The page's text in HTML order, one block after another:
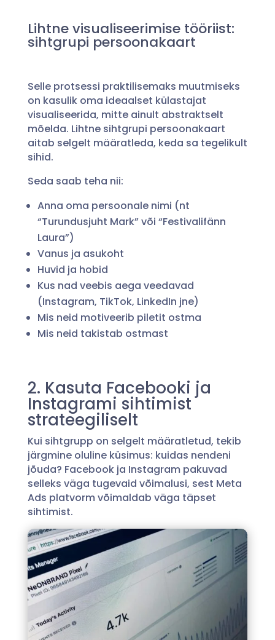
Lihtne visualiseerimise tööriist:
sihtgrupi persoonakaart
Selle protsessi praktilisemaks muutmiseks
on kasulik oma ideaalset külastajat
visualiseerida, mitte ainult abstraktselt
mõelda. Lihtne sihtgrupi persoonakaart
aitab selgelt määratleda, keda sa tegelikult
sihid.
Seda saab teha nii:
Anna oma persoonale nimi (nt
“Turundusjuht Mark” või “Festivalifänn
Laura”)
Vanus ja asukoht
Huvid ja hobid
Kus nad veebis aega veedavad
(Instagram, TikTok, LinkedIn jne)
Mis neid motiveerib piletit ostma
Mis neid takistab ostmast
2. Kasuta Facebooki ja
Instagrami sihtimist
strateegiliselt
Kui sihtgrupp on selgelt määratletud, tekib
järgmine oluline küsimus: kuidas nendeni
jõuda? Facebook ja Instagram pakuvad
selleks väga tugevaid võimalusi, sest Meta
Ads platvorm võimaldab väga täpset
sihtimist.